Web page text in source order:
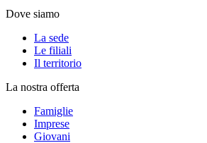
Dove siamo
La sede
Le filiali
Il territorio
La nostra offerta
Famiglie
Imprese
Giovani